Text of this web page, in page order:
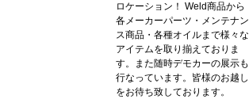
ロケーション！ Weld商品から
各メーカーパーツ・メンテナン
ス商品・各種オイルまで様々な
アイテムを取り揃えておりま
す。また随時デモカーの展示も
行なっています。皆様のお越し
をお待ち致しております。